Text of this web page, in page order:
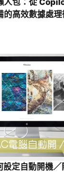
高效數據處理
定自動開機／